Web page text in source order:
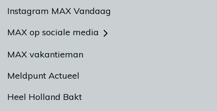
Instagram MAX Vandaag
MAX op sociale media
MAX vakantieman
Meldpunt Actueel
Heel Holland Bakt